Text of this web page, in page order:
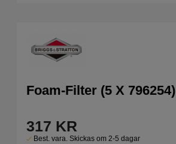
Foam-Filter (5 X 796254)
317 KR
Best. vara. Skickas om 2-5 dagar